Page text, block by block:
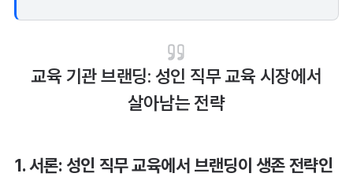
교육 기관 브랜딩: 성인 직무 교육 시장에서
살아남는 전략
1. 서론: 성인 직무 교육에서 브랜딩이 생존 전략인